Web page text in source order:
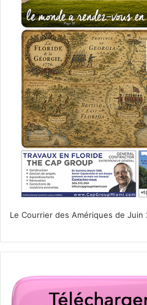
remonté à
Clinton, et la
dans plusieurs
N’en déplaise
bien le droit
depuis plus d’un
l’immobilier a
sociaux un lien
électeurs, et est
candidat de
Unis à pouvoir
bienveillance
forcément pour
une journée sans
Le Courrier des Amériques de Juin